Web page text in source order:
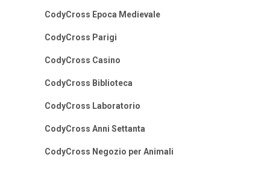
CodyCross Epoca Medievale
CodyCross Parigi
CodyCross Casino
CodyCross Biblioteca
CodyCross Laboratorio
CodyCross Anni Settanta
CodyCross Negozio per Animali